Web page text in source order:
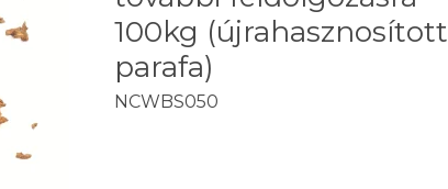
100kg (újrahasznosított
parafa)
NCWBS050